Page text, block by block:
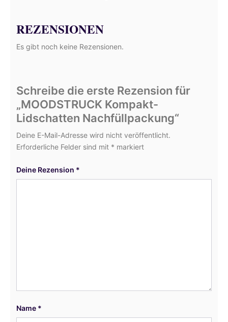
REZENSIONEN
Es gibt noch keine Rezensionen.
Schreibe die erste Rezension für
„MOODSTRUCK Kompakt-
Lidschatten Nachfüllpackung“
Deine E-Mail-Adresse wird nicht veröffentlicht.
Erforderliche Felder sind mit * markiert
Deine Rezension *
Name *